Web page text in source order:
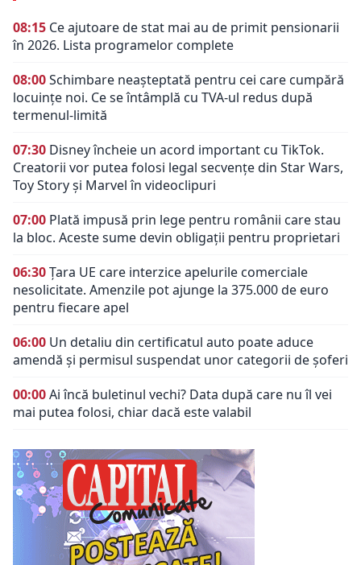
08:15 Ce ajutoare de stat mai au de primit pensionarii
în 2026. Lista programelor complete
08:00Schimbare neașteptată pentru cei care cumpără
locuințe noi. Ce se întâmplă cu TVA-ul redus după
termenul-limită
07:30 Disney încheie un acord important cu TikTok.
Creatorii vor putea folosi legal secvențe din Star Wars,
Toy Story și Marvel în videoclipuri
07:00 Plată impusă prin lege pentru românii care stau
la bloc. Aceste sume devin obligații pentru proprietari
06:30Țara UE care interzice apelurile comerciale
nesolicitate. Amenzile pot ajunge la 375.000 de euro
pentru fiecare apel
06:00 Un detaliu din certificatul auto poate aduce
amendă și permisul suspendat unor categorii de șoferi
00:00Ai încă buletinul vechi? Data după care nu îl vei
mai putea folosi, chiar dacă este valabil